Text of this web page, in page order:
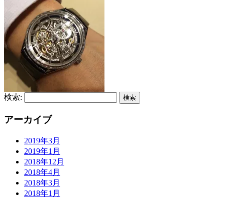
検索:
アーカイブ
2019年3月
2019年1月
2018年12月
2018年4月
2018年3月
2018年1月